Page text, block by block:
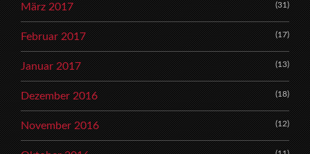
März 2017 (31)
Februar 2017 (17)
Januar 2017 (13)
Dezember 2016 (18)
November 2016 (12)